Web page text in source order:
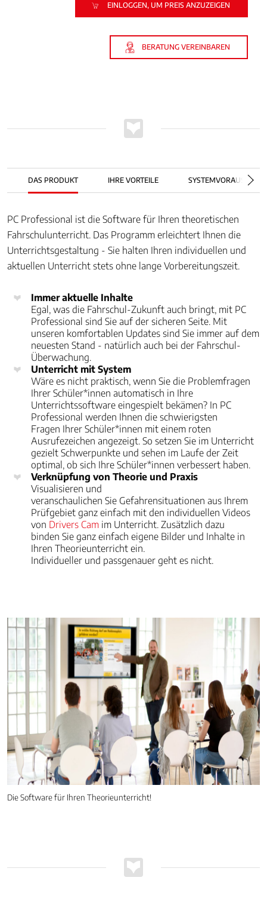
EINLOGGEN, UM PREIS ANZUZEIGEN
BERATUNG VEREINBAREN
DAS PRODUKT IHRE VORTEILE
PC Professional ist die Software für Ihren theoretischen
Fahrschulunterricht. Das Programm erleichtert Ihnen die
Unterrichtsgestaltung - Sie halten Ihren individuellen und
aktuellen Unterricht stets ohne lange Vorbereitungszeit.
Immer aktuelle Inhalte
Egal, was die Fahrschul-Zukunft auch bringt, mit PC
Professional sind Sie auf der sicheren Seite. Mit
unseren komfortablen Updates sind Sie immer auf dem
neuesten Stand - natürlich auch bei der Fahrschul-
Überwachung.
Unterricht mit System
Wäre es nicht praktisch, wenn Sie die Problemfragen
Ihrer Schüler*innen automatisch in Ihre
Unterrichtssoftware eingespielt bekämen? In PC
Professional werden Ihnen die schwierigsten
Fragen Ihrer Schüler*innen mit einem roten
Ausrufezeichen angezeigt. So setzen Sie im Unterricht
gezielt Schwerpunkte und sehen im Laufe der Zeit
optimal, ob sich Ihre Schüler*innen verbessert haben.
Verknüpfung von Theorie und Praxis
Visualisieren und
veranschaulichen Sie Gefahrensituationen aus Ihrem
Prüfgebiet ganz einfach mit den individuellen Videos
von Drivers Cam im Unterricht. Zusätzlich dazu
binden Sie ganz einfach eigene Bilder und Inhalte in
Ihren Theorieunterricht ein.
Individueller und passgenauer geht es nicht.
Die Software für Ihren Theorieunterricht!